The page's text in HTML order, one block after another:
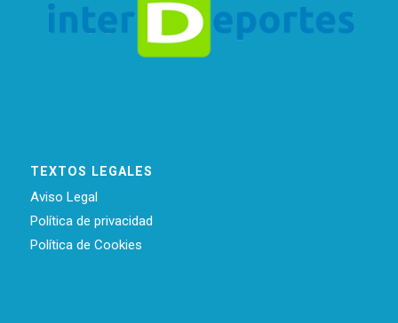
TEXTOS LEGALES
Aviso Legal
Política de privacidad
Política de Cookies